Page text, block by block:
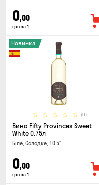
0,00
грн за 1
(0)
Новинка
Вино Fifty Provinces Sweet
White 0.75л
Біле, Солодке, 10.5°
0,00
грн за 1